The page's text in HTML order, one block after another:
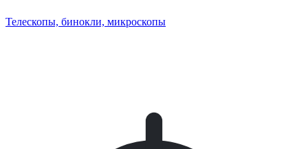
Телескопы, бинокли, микроскопы